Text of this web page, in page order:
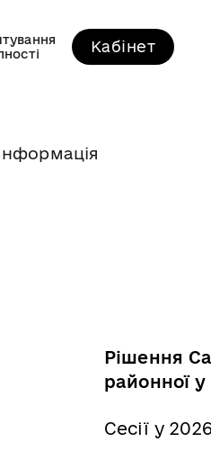
Кабінет
Рішення
районної у
Сесії у